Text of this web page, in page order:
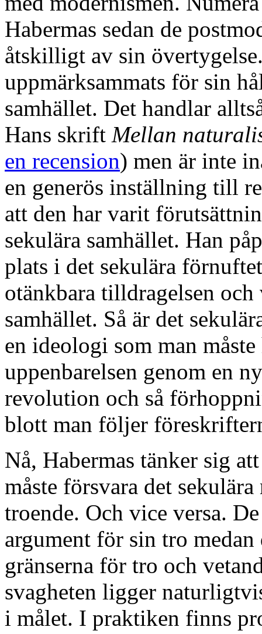
Habermas sedan de
åtskilligt av sin
uppmärksammats för sin
samhället. Det handlar
Hans skrift Mellan
en recension) men är inte
en generös inställning till
att den har varit
sekulära samhället. Han
plats i det sekulära
otänkbara tilldragelsen
samhället. Så är det
en ideologi som man
uppenbarelsen genom en
revolution och så
blott man följer
Nå, Habermas tänker sig
måste försvara det
troende. Och vice versa.
argument för sin tro
gränserna för tro och
svagheten ligger
i målet. I praktiken finns